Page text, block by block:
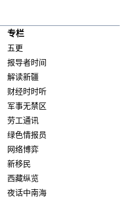
专栏
五更
报导者时间
解读新疆
财经时时听
军事无禁区
劳工通讯
绿色情报员
网络博弈
新移民
西藏纵览
夜话中南海